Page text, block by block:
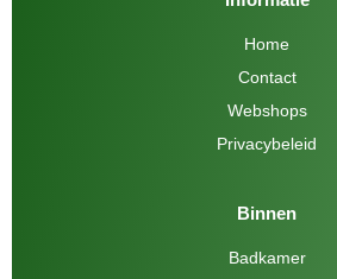
Home
Contact
Webshops
Privacybeleid
Binnen
Badkamer